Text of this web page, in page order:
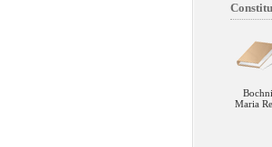
Maria